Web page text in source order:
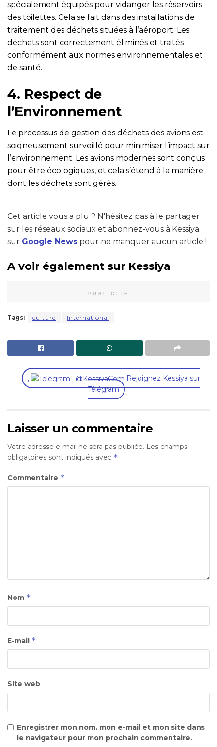
spécialement équipés pour vidanger les réservoirs
des toilettes. Cela se fait dans des installations de
traitement des déchets situées à l’aéroport. Les
déchets sont correctement éliminés et traités
conformément aux normes environnementales et
de santé.
4. Respect de
l’Environnement
Le processus de gestion des déchets des avions est
soigneusement surveillé pour minimiser l’impact sur
l’environnement. Les avions modernes sont conçus
pour être écologiques, et cela s’étend à la manière
dont les déchets sont gérés.
Cet article vous a plu ? N'hésitez pas à le partager
sur les réseaux sociaux et abonnez-vous à Kessiya
sur Google News pour ne manquer aucun article !
A voir également sur Kessiya
PUBLICITÉ
Tags: culture International
,
Rejoignez Kessiya sur
Télégram
Laisser un commentaire
Votre adresse e-mail ne sera pas publiée. Les champs
obligatoires sont indiqués avec *
Commentaire *
Nom *
E-mail *
Site web
Enregistrer mon nom, mon e-mail et mon site dans
le navigateur pour mon prochain commentaire.